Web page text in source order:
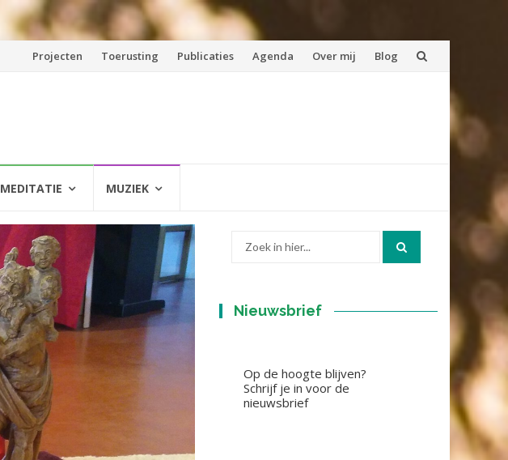
Spring
Projecten Toerusting Publicaties Agenda Over mij Blog
MEDITATIE MUZIEK
Nieuwsbrief
Op de hoogte blijven?
Schrijf je in voor de
nieuwsbrief